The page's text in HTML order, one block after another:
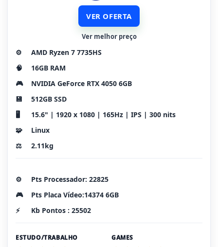
VER OFERTA
Ver melhor preço
⚙️
AMD Ryzen 7 7735HS
🧠
16GB RAM
🎮
NVIDIA GeForce RTX 4050 6GB
💾
512GB SSD
🖥️
15.6" | 1920 x 1080 | 165Hz | IPS | 300 nits
🧩
Linux
⚖️
2.11kg
⚙️
Pts Processador: 22825
🎮
Pts Placa Vídeo:14374 6GB
⚡
Kb Pontos : 25502
ESTUDO/TRABALHO GAMES